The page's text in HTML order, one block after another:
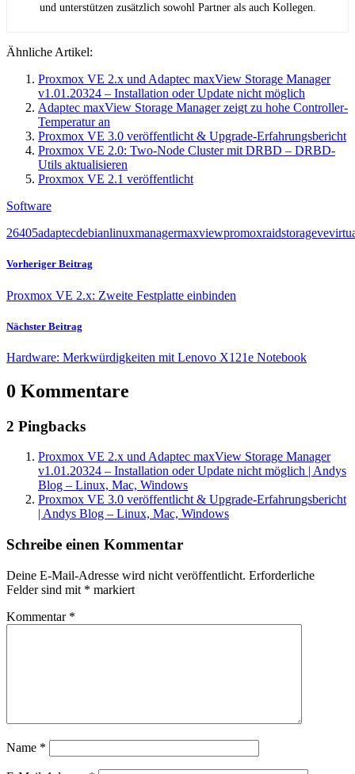
und unterstützen zusätzlich sowohl Partner als auch Kollegen.
Ähnliche Artikel:
Proxmox VE 2.x und Adaptec maxView Storage Manager
v1.01.20324 – Installation oder Update nicht möglich
Adaptec maxView Storage Manager zeigt zu hohe Controller-
Temperatur an
Proxmox VE 3.0 veröffentlicht & Upgrade-Erfahrungsbericht
Proxmox VE 2.0: Two-Node Cluster mit DRBD – DRBD-
Utils aktualisieren
Proxmox VE 2.1 veröffentlicht
Software
26405adaptecdebianlinuxmanagermaxviewpromoxraidstorageve
Vorheriger Beitrag
Proxmox VE 2.x: Zweite Festplatte einbinden
Nächster Beitrag
Hardware: Merkwürdigkeiten mit Lenovo X121e Notebook
0 Kommentare
2 Pingbacks
Proxmox VE 2.x und Adaptec maxView Storage Manager
v1.01.20324 – Installation oder Update nicht möglich | Andys
Blog – Linux, Mac, Windows
Proxmox VE 3.0 veröffentlicht & Upgrade-Erfahrungsbericht
| Andys Blog – Linux, Mac, Windows
Schreibe einen Kommentar
Deine E-Mail-Adresse wird nicht veröffentlicht. Erforderliche
Felder sind mit * markiert
Kommentar *
Name *